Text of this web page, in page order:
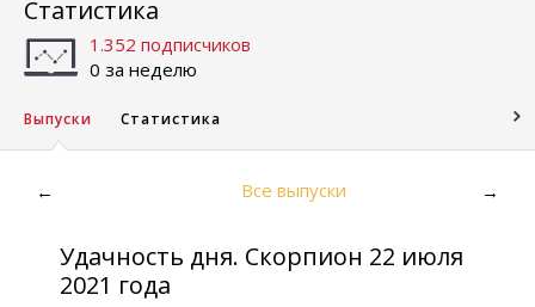
Статистика
1.352 подписчиков
0 за неделю
Выпуски Статистика
← Все выпуски →
Удачность дня. Скорпион 22 июля
2021 года